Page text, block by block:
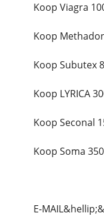
Koop Viagra
Koop
Koop Subutex
Koop LYRICA
Koop Seconal
Koop Soma
E-